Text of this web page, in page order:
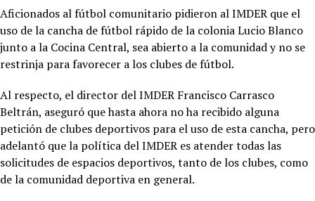
Aficionados al fútbol comunitario pidieron al IMDER que el
uso de la cancha de fútbol rápido de la colonia Lucio Blanco
junto a la Cocina Central, sea abierto a la comunidad y no se
restrinja para favorecer a los clubes de fútbol.
Al respecto, el director del IMDER Francisco Carrasco
Beltrán, aseguró que hasta ahora no ha recibido alguna
petición de clubes deportivos para el uso de esta cancha, pero
adelantó que la política del IMDER es atender todas las
solicitudes de espacios deportivos, tanto de los clubes, como
de la comunidad deportiva en general.